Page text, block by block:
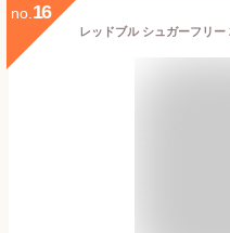
no. 16